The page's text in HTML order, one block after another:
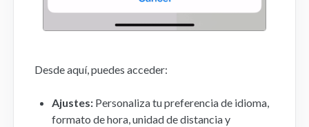
Desde aquí, puedes acceder:
Ajustes: Personaliza tu preferencia de idioma,
formato de hora, unidad de distancia y